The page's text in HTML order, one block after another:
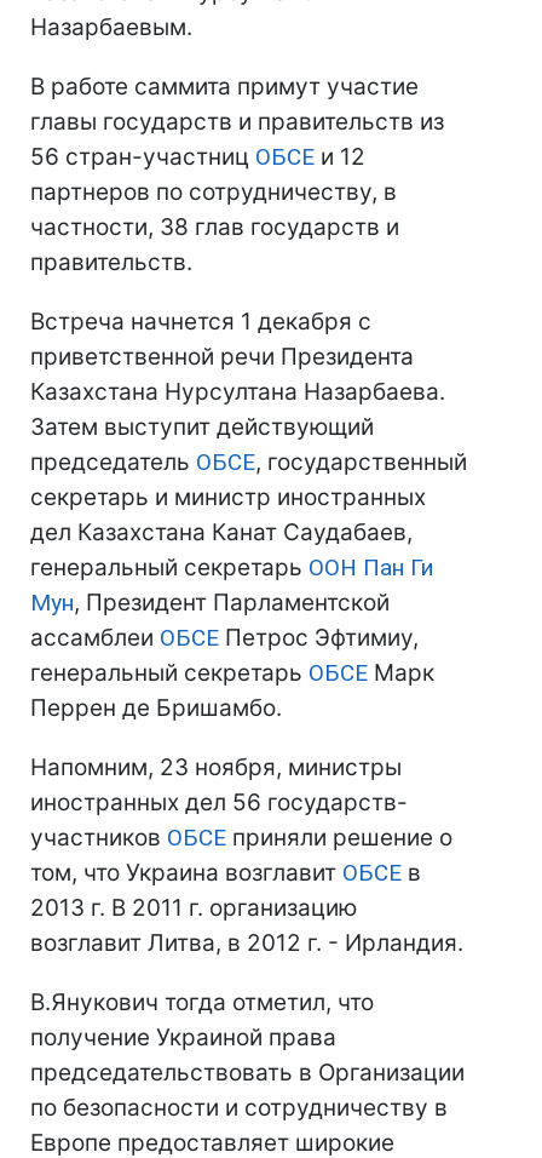
Назарбаевым.
В работе саммита примут участие
главы государств и правительств из
56 стран-участниц ОБСЕ и 12
партнеров по сотрудничеству, в
частности, 38 глав государств и
правительств.
Встреча начнется 1 декабря с
приветственной речи Президента
Казахстана Нурсултана Назарбаева.
Затем выступит действующий
председатель ОБСЕ, государственный
секретарь и министр иностранных
дел Казахстана Канат Саудабаев,
генеральный секретарь ООН Пан Ги
Мун, Президент Парламентской
ассамблеи ОБСЕ Петрос Эфтимиу,
генеральный секретарь ОБСЕ Марк
Перрен де Бришамбо.
Напомним, 23 ноября, министры
иностранных дел 56 государств-
участников ОБСЕ приняли решение о
том, что Украина возглавит ОБСЕ в
2013 г. В 2011 г. организацию
возглавит Литва, в 2012 г. - Ирландия.
В.Янукович тогда отметил, что
получение Украиной права
председательствовать в Организации
по безопасности и сотрудничеству в
Европе предоставляет широкие